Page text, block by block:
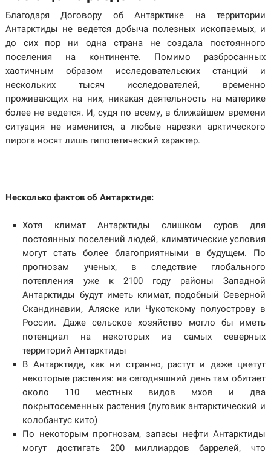
Благодаря Договору об Антарктике на территории
Антарктиды не ведется добыча полезных ископаемых, и
до сих пор ни одна страна не создала постоянного
поселения на континенте. Помимо разбросанных
хаотичным образом исследовательских станций и
нескольких тысяч исследователей, временно
проживающих на них, никакая деятельность на материке
более не ведется. И, судя по всему, в ближайшем времени
ситуация не изменится, а любые нарезки арктического
пирога носят лишь гипотетический характер.
Несколько фактов об Антарктиде:
Хотя климат Антарктиды слишком суров для
постоянных поселений людей, климатические условия
могут стать более благоприятными в будущем. По
прогнозам ученых, в следствие глобального
потепления уже к 2100 году районы Западной
Антарктиды будут иметь климат, подобный Северной
Скандинавии, Аляске или Чукотскому полуострову в
России. Даже сельское хозяйство могло бы иметь
потенциал на некоторых из самых северных
территорий Антарктиды
В Антарктиде, как ни странно, растут и даже цветут
некоторые растения: на сегодняшний день там обитает
около 110 местных видов мхов и два
покрытосеменных растения (луговик антарктический и
колобантус кито)
По некоторым прогнозам, запасы нефти Антарктиды
могут достигать 200 миллиардов баррелей, что